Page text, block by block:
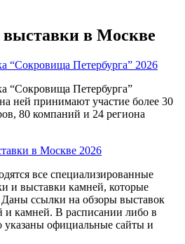
в Москве
“Сокровища Петербурга” 2026
“Сокровища Петербурга”
ней принимают участие более 30
80 компаний и 24 региона
в Москве 2026
все специализированные
и выставки камней, которые
ссылки на обзоры выставок
камней. В расписании либо в
указаны официальные сайты и